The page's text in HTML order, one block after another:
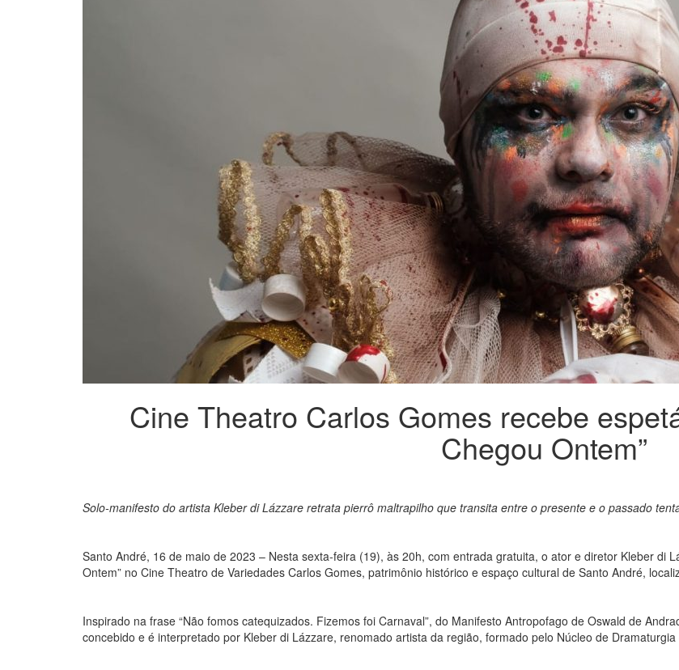
Cine Theatro Carlos Gomes recebe
Chegou Ontem”
Solo-manifesto do artista Kleber di Lázzare retrata pierrô maltrapilho que transita entre o presente e o passado
Santo André, 16 de maio de 2023 – Nesta sexta-feira (19), às 20h, com entrada gratuita, o ator e diretor Kleber di
Ontem” no Cine Theatro de Variedades Carlos Gomes, patrimônio histórico e espaço cultural de Santo André,
Inspirado na frase “Não fomos catequizados. Fizemos foi Carnaval”, do Manifesto Antropofago de Oswald de
concebido e é interpretado por Kleber di Lázzare, renomado artista da região, formado pelo Núcleo de